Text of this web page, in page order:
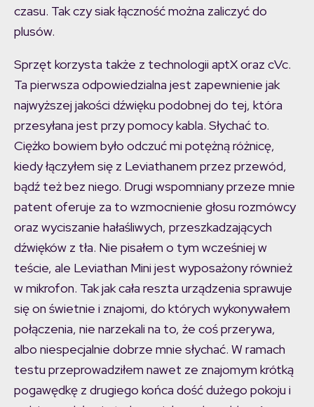
czasu. Tak czy siak łączność można zaliczyć do
plusów.
Sprzęt korzysta także z technologii aptX oraz cVc.
Ta pierwsza odpowiedzialna jest zapewnienie jak
najwyższej jakości dźwięku podobnej do tej, która
przesyłana jest przy pomocy kabla. Słychać to.
Ciężko bowiem było odczuć mi potężną różnicę,
kiedy łączyłem się z Leviathanem przez przewód,
bądź też bez niego. Drugi wspomniany przeze mnie
patent oferuje za to wzmocnienie głosu rozmówcy
oraz wyciszanie hałaśliwych, przeszkadzających
dźwięków z tła. Nie pisałem o tym wcześniej w
teście, ale Leviathan Mini jest wyposażony również
w mikrofon. Tak jak cała reszta urządzenia sprawuje
się on świetnie i znajomi, do których wykonywałem
połączenia, nie narzekali na to, że coś przerywa,
albo niespecjalnie dobrze mnie słychać. W ramach
testu przeprowadziłem nawet ze znajomym krótką
pogawędkę z drugiego końca dość dużego pokoju i